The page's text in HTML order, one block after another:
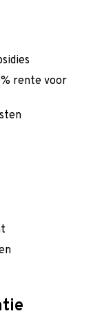
rente voor